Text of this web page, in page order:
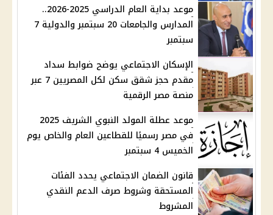
موعد بداية العام الدراسي 2025-2026..
المدارس والجامعات 20 سبتمبر والدولية 7
سبتمبر
الإسكان الاجتماعي يوضح ضوابط سداد
مقدم حجز شقق سكن لكل المصريين 7 عبر
منصة مصر الرقمية
موعد عطلة المولد النبوي الشريف 2025
في مصر رسميًا للقطاعين العام والخاص يوم
الخميس 4 سبتمبر
قانون الضمان الاجتماعي يحدد الفئات
المستحقة وشروط صرف الدعم النقدي
المشروط